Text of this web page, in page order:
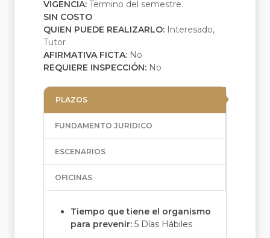
VIGENCIA: Termino del semestre.
SIN COSTO
QUIEN PUEDE REALIZARLO: Interesado,
Tutor
AFIRMATIVA FICTA: No
REQUIERE INSPECCIÓN: No
PLAZOS
FUNDAMENTO JURIDICO
ESCENARIOS
OFICINAS
Tiempo que tiene el organismo
para prevenir: 5 Días Hábiles